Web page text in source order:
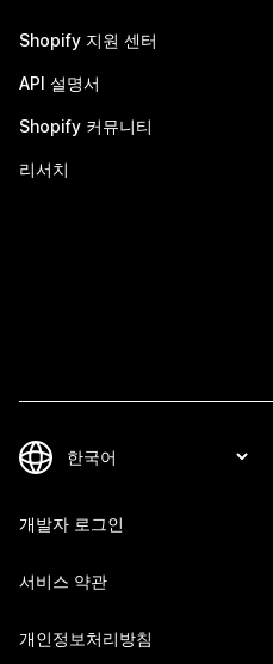
Shopify 지원 센터
API 설명서
Shopify 커뮤니티
리서치
개발자 로그인
서비스 약관
개인정보처리방침